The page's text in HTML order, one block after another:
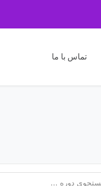
تماس با ما